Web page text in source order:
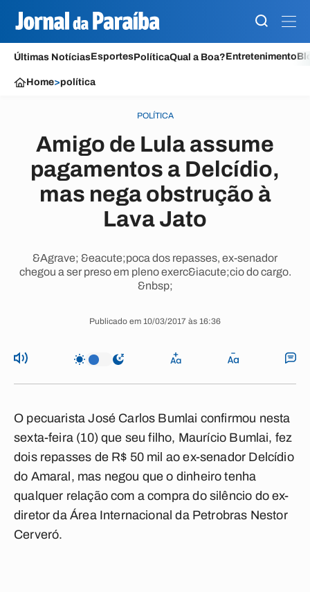
Últimas NotíciasEsportesPolíticaQual a Boa?Entretenimento
Home>política
POLÍTICA
Amigo de Lula assume
pagamentos a Delcídio,
mas nega obstrução à
Lava Jato
&Agrave; &eacute;poca dos repasses, ex-senador
chegou a ser preso em pleno exerc&iacute;cio do cargo.
&nbsp;
Publicado em 10/03/2017 às 16:36
O pecuarista José Carlos Bumlai confirmou nesta
sexta-feira (10) que seu filho, Maurício Bumlai, fez
dois repasses de R$ 50 mil ao ex-senador Delcídio
do Amaral, mas negou que o dinheiro tenha
qualquer relação com a compra do silêncio do ex-
diretor da Área Internacional da Petrobras Nestor
Cerveró.